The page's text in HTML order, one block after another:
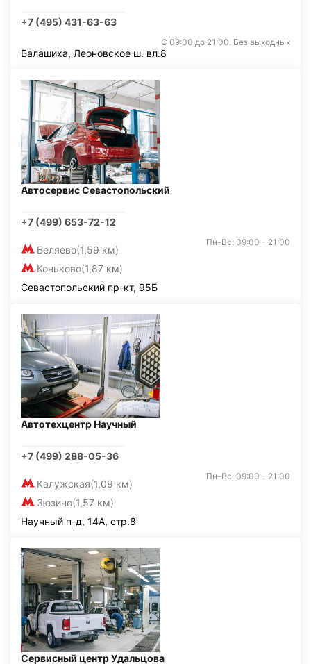
+7 (495) 431-63-63
С 09:00 до 21:00. Без выходных
Балашиха, Леоновское ш. вл.8
Автосервис Севастопольский
+7 (499) 653-72-12
Беляево(1,59 км)
Коньково(1,87 км)
Пн-Вс: 09:00 - 21:00
Севастопольский пр-кт, 95Б
Автотехцентр Научный
+7 (499) 288-05-36
Калужская(1,09 км)
Зюзино(1,57 км)
Пн-Вс: 09:00 - 21:00
Научный п-д, 14А, стр.8
Сервисный центр Удальцова